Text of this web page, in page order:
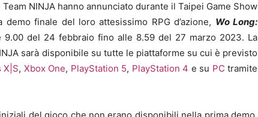
NINJA hanno annunciato durante il Taipei Game Show
finale del loro attesissimo RPG d’azione, Wo Long:
9.00 del 24 febbraio fino alle 8.59 del 27 marzo 2023. La
sarà disponibile su tutte le piattaforme su cui è previsto
X|S, Xbox One, PlayStation 5, PlayStation 4 e su PC tramite